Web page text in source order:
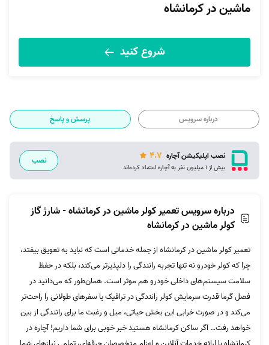
ماشین در کرمانشاه
شروع کنید
درباره سرویس پرسش و پاسخ
نصب اپلیکیشن آچاره 4.7
بیش از 1 میلیون نفر به آچاره اعتماد کرده‌اند
نصب
درباره سرویس تعمیر کولر ماشین در کرمانشاه - شارژ گاز
کولر ماشین در کرمانشاه
تعمیر کولر ماشین در کرمانشاه از جمله خدماتی است که نباید به تعویق بیفتد،
چرا که کولر خودرو نه تنها تجربه رانندگی را دلپذیرتر می‌کند، بلکه در حفظ
سلامت سیستم‌های داخلی خودرو هم موثر است. همان‌طور که می‌دانید در
فصل گرما قدرت سرمایش کولر رانندگی در ترافیک یا سفرهای طولانی را راحت‌تر
می‌کند و در صورت خرابی این بخش حیاتی، میل و رغبت ما برای رانندگی از بین
خواهد رفت… اگر ساکن کرمانشاه هستید خبر خوبی برای شما داریم! آچاره در